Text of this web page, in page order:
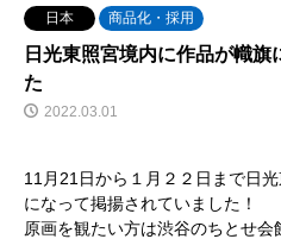
日本 商品化・採用
日光東照宮境内に作品が幟
た
2022.03.01
11月21日から１月２２日まで日
になって掲揚されていました！
原画を観たい方は渋谷のちとせ